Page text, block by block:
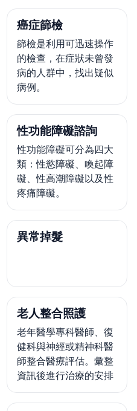
癌症篩檢
篩檢是利用可迅速操作
的檢查，在症狀未曾發
病的人群中，找出疑似
病例。
性功能障礙諮詢
性功能障礙可分為四大
類：性慾障礙、喚起障
礙、性高潮障礙以及性
疼痛障礙。
異常掉髮
老人整合照護
老年醫學專科醫師、復
健科與神經或精神科醫
師整合醫療評估。彙整
資訊後進行治療的安排